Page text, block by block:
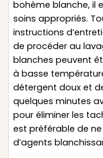
bohème blanche, il
soins appropriés.
instructions
de procéder au
blanches peuvent
à basse
détergent doux et
quelques minutes
pour éliminer les
est préférable de
d’agents